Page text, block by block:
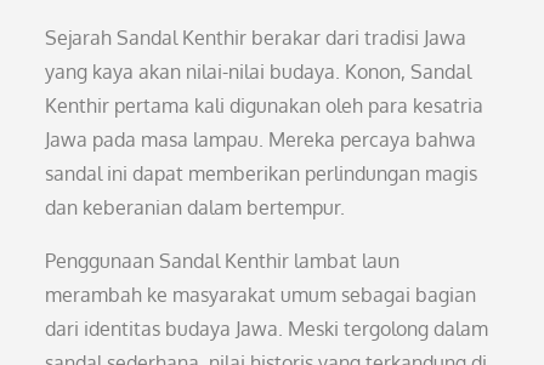
Sejarah Sandal Kenthir berakar dari tradisi Jawa
yang kaya akan nilai-nilai budaya. Konon, Sandal
Kenthir pertama kali digunakan oleh para kesatria
Jawa pada masa lampau. Mereka percaya bahwa
sandal ini dapat memberikan perlindungan magis
dan keberanian dalam bertempur.
Penggunaan Sandal Kenthir lambat laun
merambah ke masyarakat umum sebagai bagian
dari identitas budaya Jawa. Meski tergolong dalam